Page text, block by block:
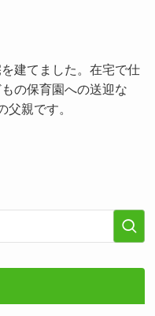
建てました。在宅で仕
の保育園への送迎な
父親です。